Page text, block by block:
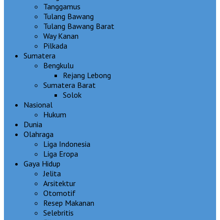
Tanggamus
Tulang Bawang
Tulang Bawang Barat
Way Kanan
Pilkada
Sumatera
Bengkulu
Rejang Lebong
Sumatera Barat
Solok
Nasional
Hukum
Dunia
Olahraga
Liga Indonesia
Liga Eropa
Gaya Hidup
Jelita
Arsitektur
Otomotif
Resep Makanan
Selebritis